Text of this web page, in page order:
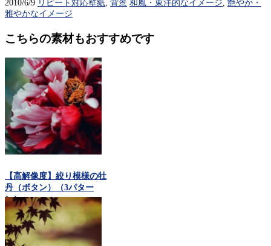
2010/6/9 リピート対応壁紙 背景 和風・東洋的なイメージ 艶やか・
雅やかなイメージ
こちらの素材もおすすめです
【高解像度】絞り模様の牡
丹（ボタン）（3パター
ン）